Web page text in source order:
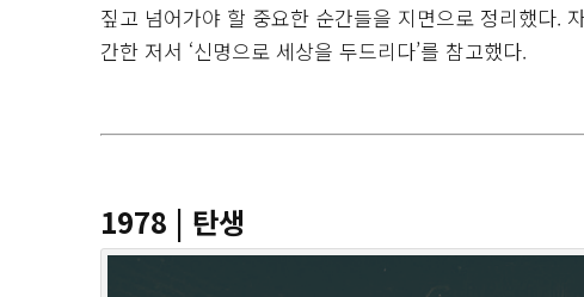
짚고 넘어가야 할 중요한 순간들을 지면으로 정리했다.
간한 저서 ‘신명으로 세상을 두드리다’를 참고했다.
1978 | 탄생